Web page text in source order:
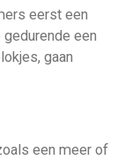
eerst een
een
gaan
een meer of